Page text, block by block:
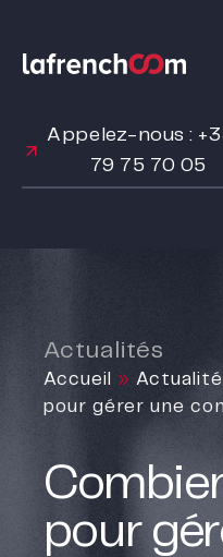
Appelez-nous :
79 75 70 05
Actualités
Accueil »
pour gérer une
pour